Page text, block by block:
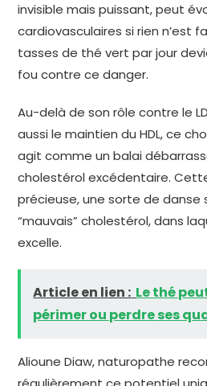
invisible mais puissant, peut
cardiovasculaires si rien n’est
tasses de thé vert par jour
fou contre ce danger.
Au-delà de son rôle contre le
aussi le maintien du HDL, ce
agit comme un balai
cholestérol excédentaire.
précieuse, une sorte de danse
“mauvais” cholestérol, dans
excelle.
Article en lien : Le thé
périmer ou perdre ses
Alioune Diaw, naturopathe